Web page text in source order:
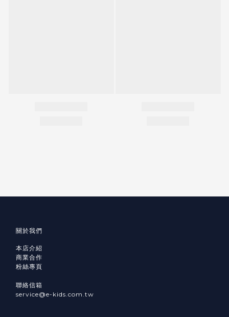
關於我們
本店介紹
商業合作
粉絲專頁
聯絡信箱
service@e-kids.com.tw